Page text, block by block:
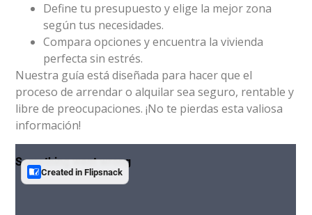
Define tu presupuesto y elige la mejor zona
según tus necesidades.
Compara opciones y encuentra la vivienda
perfecta sin estrés.
Nuestra guía está diseñada para hacer que el
proceso de arrendar o alquilar sea seguro, rentable y
libre de preocupaciones. ¡No te pierdas esta valiosa
información!